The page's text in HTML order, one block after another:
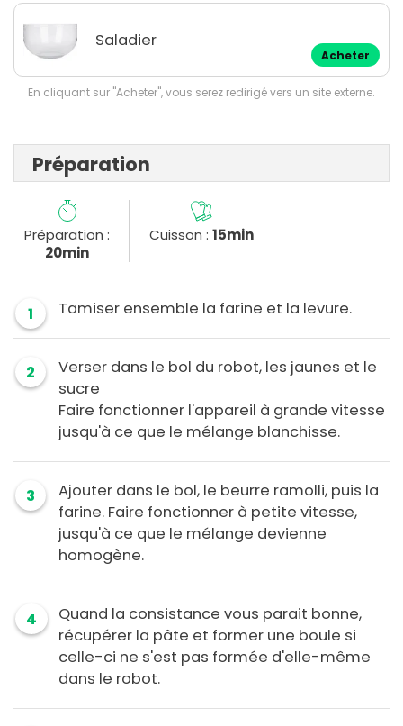
Saladier
Acheter
En cliquant sur "Acheter", vous serez redirigé vers un site externe.
Préparation
Préparation :
20min
Cuisson : 15min
1 Tamiser ensemble la farine et la levure.
2
Verser dans le bol du robot, les jaunes et le
sucre
Faire fonctionner l'appareil à grande vitesse
jusqu'à ce que le mélange blanchisse.
3
Ajouter dans le bol, le beurre ramolli, puis la
farine. Faire fonctionner à petite vitesse,
jusqu'à ce que le mélange devienne
homogène.
4
Quand la consistance vous parait bonne,
récupérer la pâte et former une boule si
celle-ci ne s'est pas formée d'elle-même
dans le robot.